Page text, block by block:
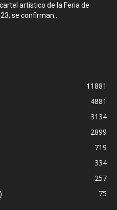
artístico de la Feria de
se confirman...
11881
4881
3134
2899
719
334
257
75